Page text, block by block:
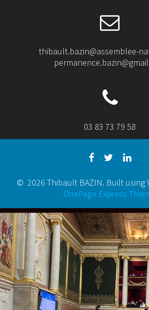
thibault.bazin@assemblee-
03 83 73 79 58
© 2026 Thibault BAZIN. Built using
OnePage Express